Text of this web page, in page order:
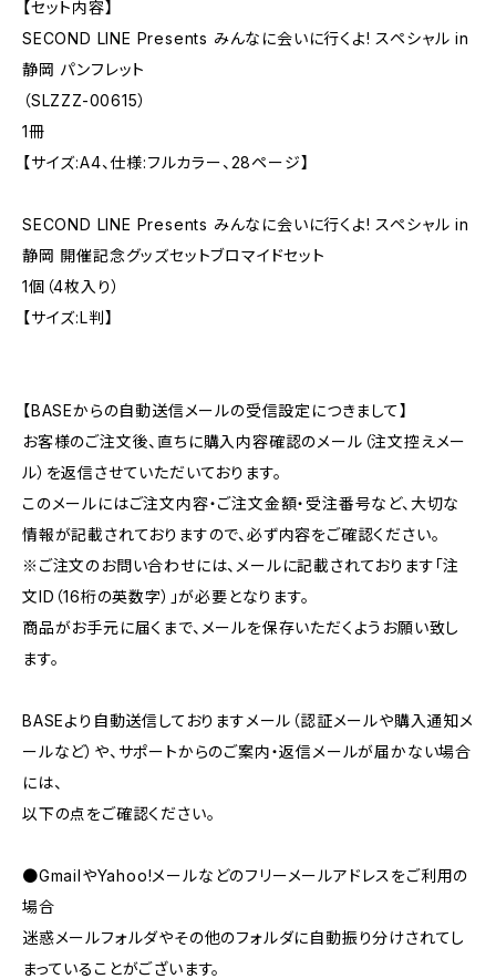
【セット内容】
SECOND LINE Presents みんなに会いに行くよ! スペシャル in
静岡 パンフレット
（SLZZZ-00615）
1冊
【サイズ:A4、仕様:フルカラー、28ページ】
SECOND LINE Presents みんなに会いに行くよ! スペシャル in
静岡 開催記念グッズセットブロマイドセット
1個（4枚入り）
【サイズ:L判】
【BASEからの自動送信メールの受信設定につきまして】
お客様のご注文後、直ちに購入内容確認のメール（注文控えメー
ル）を返信させていただいております。
このメールにはご注文内容・ご注文金額・受注番号など、大切な
情報が記載されておりますので、必ず内容をご確認ください。
※ご注文のお問い合わせには、メールに記載されております「注
文ID（16桁の英数字）」が必要となります。
商品がお手元に届くまで、メールを保存いただくようお願い致し
ます。
BASEより自動送信しておりますメール（認証メールや購入通知メ
ールなど）や、サポートからのご案内・返信メールが届かない場合
には、
以下の点をご確認ください。
●GmailやYahoo!メールなどのフリーメールアドレスをご利用の
場合
迷惑メールフォルダやその他のフォルダに自動振り分けされてし
まっていることがございます。